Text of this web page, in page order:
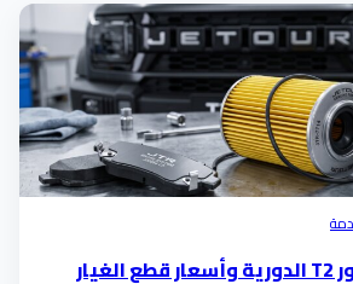
جدول صيانات جيتور T2 الدورية وأسعار قطع الغيار